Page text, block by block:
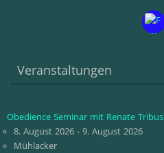
Veranstaltungen
Obedience Seminar mit Renate Tribus
8. August 2026 - 9. August 2026
Mühlacker